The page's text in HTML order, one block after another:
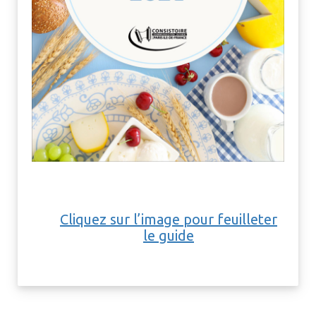
Cliquez sur l’image pour feuilleter
le guide